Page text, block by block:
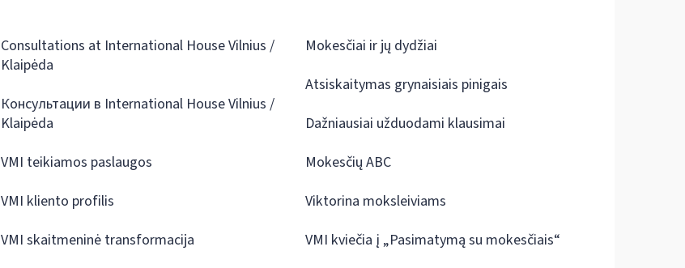
Consultations at International House Vilnius /
Klaipėda
Консультации в International House Vilnius /
Klaipėda
VMI teikiamos paslaugos
VMI kliento profilis
VMI skaitmeninė transformacija
Mokesčiai ir jų dydžiai
Atsiskaitymas grynaisiais pinigais
Dažniausiai užduodami klausimai
Mokesčių ABC
Viktorina moksleiviams
VMI kviečia į „Pasimatymą su mokesčiais“